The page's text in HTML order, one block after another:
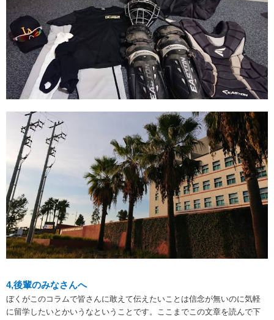
4,後輩のみなさんへ
ぼくがこのコラムで皆さんに敢えて伝えたいことは信念が無いのに気軽
に留学したいとかいうなということです。ここまでこの文章を読んで下